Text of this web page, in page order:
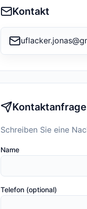
Kontakt
Schreiben Sie eine
Name
Telefon (optional)